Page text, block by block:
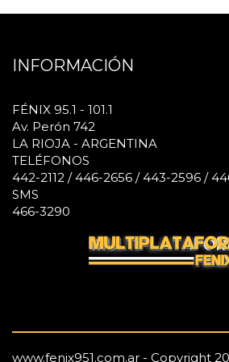
INFORMACIÓN
FÉNIX 95.1 - 101.1
Av. Perón 742
LA RIOJA - ARGENTINA
TELÉFONOS
442-2112 / 446-2656 / 443-2596 /
SMS
466-3290
www.fenix951.com.ar - Copyright